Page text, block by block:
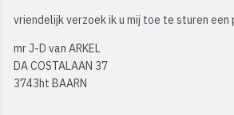
vriendelijk verzoek ik u mij toe te sturen
mr J-D van ARKEL
DA COSTALAAN 37
3743ht BAARN